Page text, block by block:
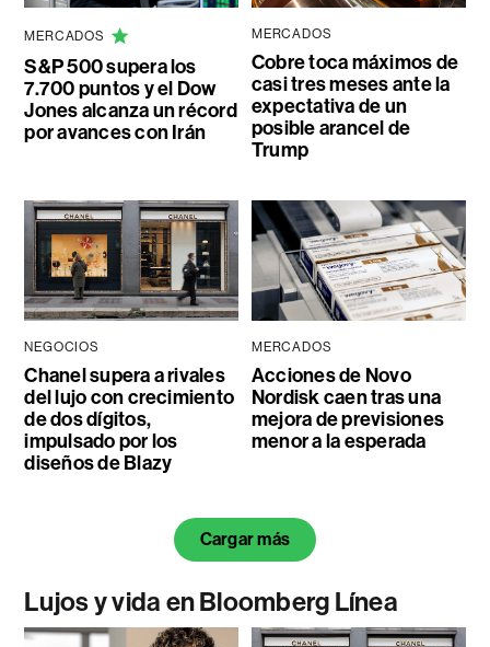
MERCADOS
S&P 500 supera los
7.700 puntos y el Dow
Jones alcanza un récord
por avances con Irán
MERCADOS
Cobre toca máximos de
casi tres meses ante la
expectativa de un
posible arancel de
Trump
NEGOCIOS
Chanel supera a rivales
del lujo con crecimiento
de dos dígitos,
impulsado por los
diseños de Blazy
MERCADOS
Acciones de Novo
Nordisk caen tras una
mejora de previsiones
menor a la esperada
Cargar más
Lujos y vida en Bloomberg Línea